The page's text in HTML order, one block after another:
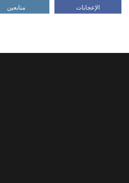
الإعجابات متابعين